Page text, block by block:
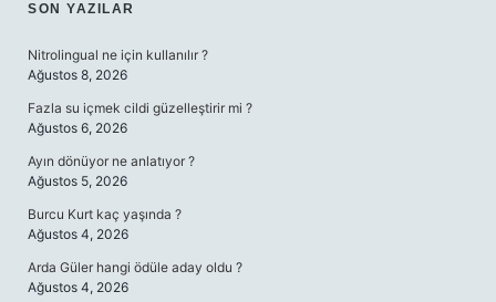
SIDEBAR
SON YAZILAR
Nitrolingual ne için kullanılır ?
Ağustos 8, 2026
Fazla su içmek cildi güzelleştirir mi ?
Ağustos 6, 2026
Ayın dönüyor ne anlatıyor ?
Ağustos 5, 2026
Burcu Kurt kaç yaşında ?
Ağustos 4, 2026
Arda Güler hangi ödüle aday oldu ?
Ağustos 4, 2026